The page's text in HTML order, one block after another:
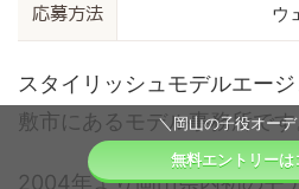
応募方法 ウ
スタイリッシュモデルエー
敷市にあるモデル事務所で
2004年より岡山県内初のモ
＼岡山の子役オー
無料エントリーは